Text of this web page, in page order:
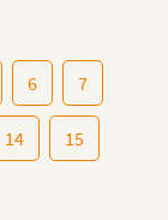
6 7
14 15